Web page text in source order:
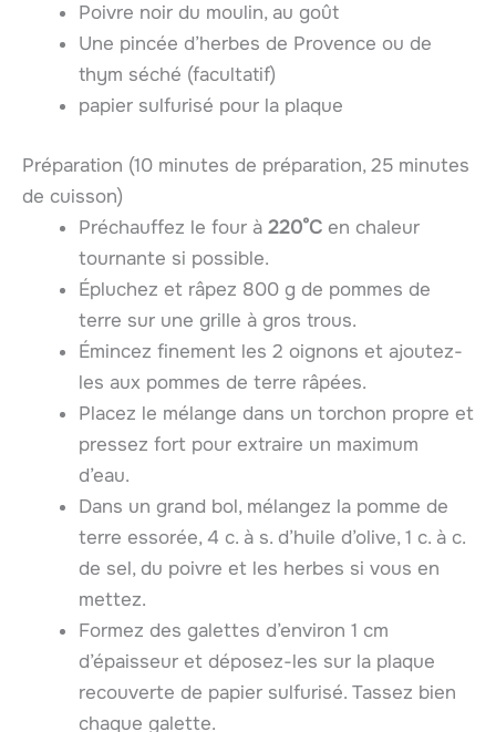
Poivre noir du moulin, au goût
Une pincée d’herbes de Provence ou de
thym séché (facultatif)
papier sulfurisé pour la plaque
Préparation (10 minutes de préparation, 25 minutes
de cuisson)
Préchauffez le four à 220°C en chaleur
tournante si possible.
Épluchez et râpez 800 g de pommes de
terre sur une grille à gros trous.
Émincez finement les 2 oignons et ajoutez-
les aux pommes de terre râpées.
Placez le mélange dans un torchon propre et
pressez fort pour extraire un maximum
d’eau.
Dans un grand bol, mélangez la pomme de
terre essorée, 4 c. à s. d’huile d’olive, 1 c. à c.
de sel, du poivre et les herbes si vous en
mettez.
Formez des galettes d’environ 1 cm
d’épaisseur et déposez-les sur la plaque
recouverte de papier sulfurisé. Tassez bien
chaque galette.